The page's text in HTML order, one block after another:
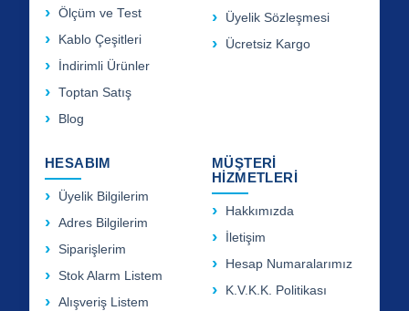
Ölçüm ve Test
Kablo Çeşitleri
İndirimli Ürünler
Toptan Satış
Blog
Üyelik Sözleşmesi
Ücretsiz Kargo
HESABIM
Üyelik Bilgilerim
Adres Bilgilerim
Siparişlerim
Stok Alarm Listem
Alışveriş Listem
MÜŞTERİ
HİZMETLERİ
Hakkımızda
İletişim
Hesap Numaralarımız
K.V.K.K. Politikası